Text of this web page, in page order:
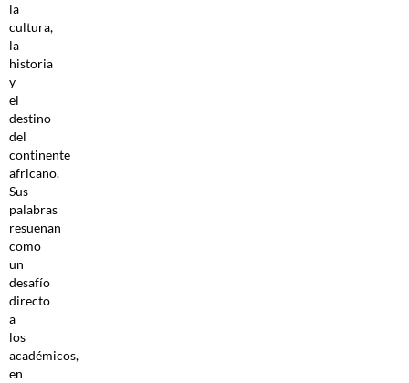
la
cultura,
la
historia
y
el
destino
del
continente
africano.
Sus
palabras
resuenan
como
un
desafío
directo
a
los
académicos,
en